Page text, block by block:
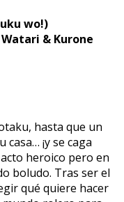
wo!)
& Kurone
hasta que un
¡y se caga
heroico pero en
boludo. Tras ser el
qué quiere hacer